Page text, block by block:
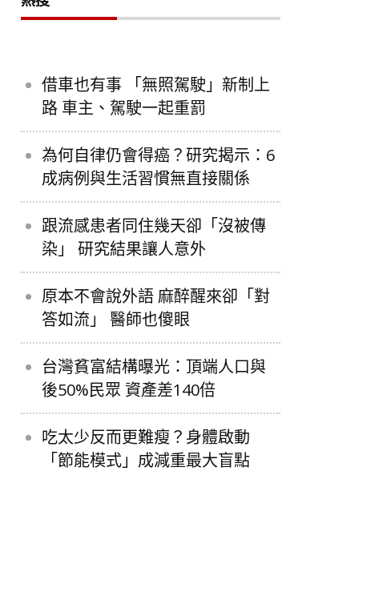
借車也有事 「無照駕駛」新制上
路 車主、駕駛一起重罰
為何自律仍會得癌？研究揭示：6
成病例與生活習慣無直接關係
跟流感患者同住幾天卻「沒被傳
染」 研究結果讓人意外
原本不會說外語 麻醉醒來卻「對
答如流」 醫師也傻眼
台灣貧富結構曝光：頂端人口與
後50%民眾 資產差140倍
吃太少反而更難瘦？身體啟動
「節能模式」成減重最大盲點